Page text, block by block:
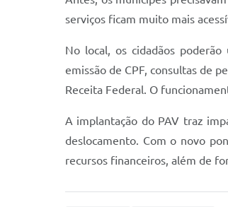
serviços ficam muito mais
No local, os cidadãos
emissão de CPF, consultas de
Receita Federal. O
A implantação do PAV traz
deslocamento. Com o novo
recursos financeiros, além de